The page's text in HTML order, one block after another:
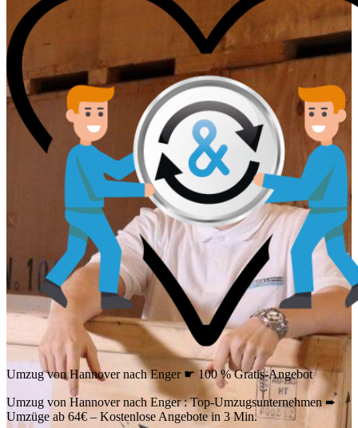
Umzug von Hannover nach Enger ☛ 100 % Gratis-Angebot
Umzug von Hannover nach Enger : Top-Umzugsunternehmen ➨
Umzüge ab 64€ – Kostenlose Angebote in 3 Min.